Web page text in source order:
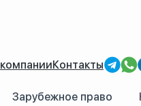
Контакты
Зарубежное право
/Швейцария / Incognito